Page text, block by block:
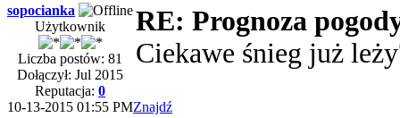
sopocianka
Użytkownik
Liczba postów: 81
Dołączył: Jul 2015
Reputacja: 0
RE: Prognoza
Ciekawe śnieg już
10-13-2015 01:55 PMZnajdź